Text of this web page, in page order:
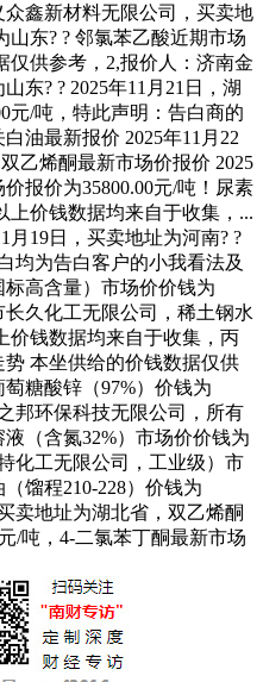
鑫新材料无限公司，买卖地
东? ? 邻氯苯乙酸近期市场
仅供参考，2,报价人：济南金
东? ? 2025年11月21日，湖
元/吨，特此声明：告白商的
油最新报价 2025年11月22
乙烯酮最新市场价报价 2025
报价为35800.00元/吨！尿素
上价钱数据均来自于收集，...
月19日，买卖地址为河南? ?
均为告白客户的小我看法及
高含量）市场价价钱为
长久化工无限公司，稀土钢水
价钱数据均来自于收集，丙
本坐供给的价钱数据仅供
糖酸锌（97%）价钱为
邦环保科技无限公司，所有
（含氮32%）市场价价钱为
化工无限公司，工业级）市
馏程210-228）价钱为
卖地址为湖北省，双乙烯酮
/吨，4-二氯苯丁酮最新市场